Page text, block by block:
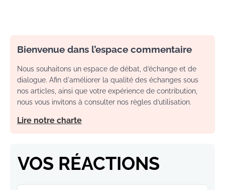
Bienvenue dans l’espace commentaire
Nous souhaitons un espace de débat, d’échange et de
dialogue. Afin d'améliorer la qualité des échanges sous
nos articles, ainsi que votre expérience de contribution,
nous vous invitons à consulter nos règles d’utilisation.
Lire notre charte
VOS RÉACTIONS